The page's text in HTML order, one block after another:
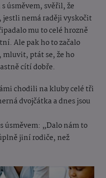
úsměvem, svěřil, že
nemá raději vyskočit
mu to celé hrozně
Ale pak ho to začalo
mluvit, ptát se, že ho
cítí dobře.
chodili na kluby celé tři
dvojčátka a dnes jsou
úsměvem: „Dalo nám to
jiní rodiče, než